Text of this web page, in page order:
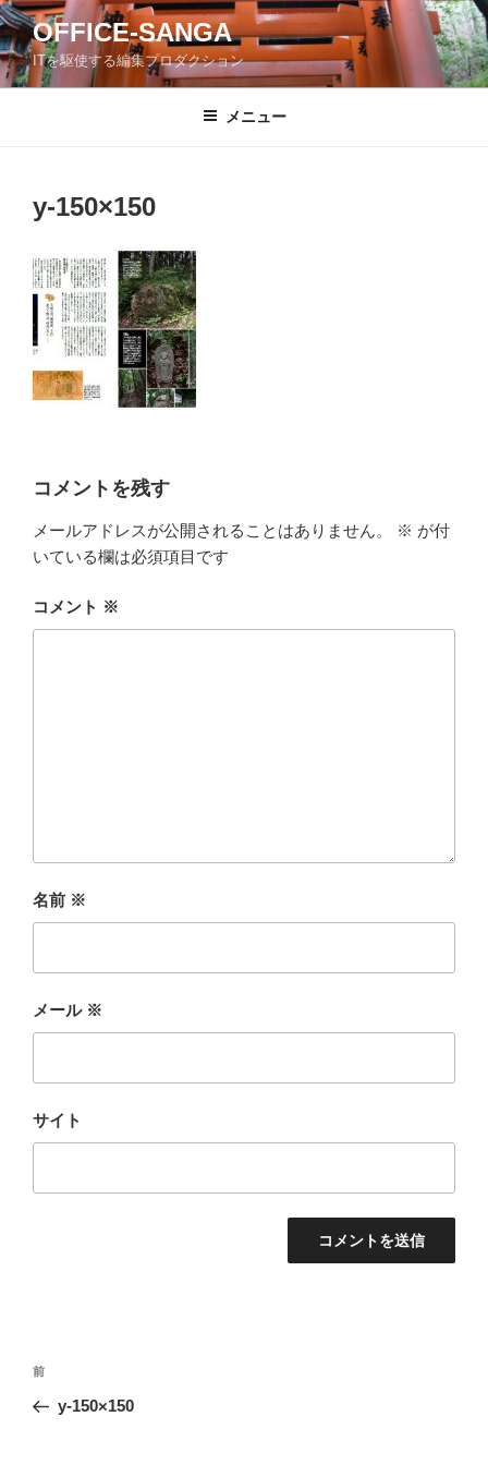
コ
ン
テ
ン
OFFICE-SANGA
ITを駆使する編集プロダクション
メニュー
y-150×150
コメントを残す
メールアドレスが公開されることはありません。 ※ が付
いている欄は必須項目です
コメント ※
名前 ※
メール ※
サイト
投
ナ
前
の
前
y-150×150